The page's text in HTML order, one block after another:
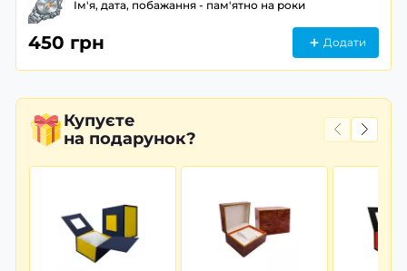
Ім'я, дата, побажання - пам'ятно на роки
450 грн Додати
Купуєте
на подарунок?